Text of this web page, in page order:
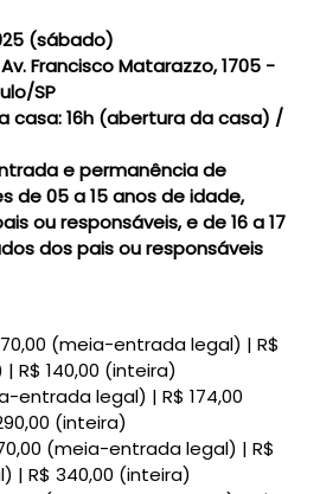
(sábado)
Francisco Matarazzo, 1705 -
SP
casa:16h (abertura da casa) /
e permanência de
de 05 a 15 anos de idade,
ou responsáveis, e de 16 a 17
dos pais ou responsáveis
(meia-entrada legal) | R$
R$ 140,00 (inteira)
entrada legal) | R$ 174,00
(inteira)
(meia-entrada legal) | R$
| R$ 340,00 (inteira)